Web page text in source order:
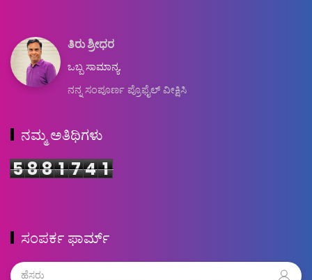
ತಿರು ಶ್ರೀಧರ
ಒಬ್ಬ ಸಾಮಾನ್ಯ.
ನನ್ನ ಸಂಪೂರ್ಣ ಪ್ರೊಫೈಲ್ ವೀಕ್ಷಿಸಿ
ನಮ್ಮ ಅತಿಥಿಗಳು
588 1 74 1
ಸಂಪರ್ಕ ಫಾರ್ಮ್